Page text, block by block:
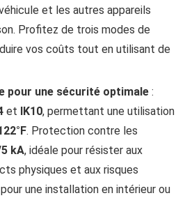
et les autres appareils
Profitez de trois modes de
vos coûts tout en utilisant de
pour une sécurité optimale :
et IK10, permettant une utilisation
. Protection contre les
kA, idéale pour résister aux
physiques et aux risques
une installation en intérieur ou